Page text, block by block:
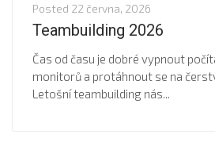
Posted 22 června, 2026
Teambuilding 2026
Čas od času je dobré vypnout
monitorů a protáhnout se na
Letošní teambuilding nás...